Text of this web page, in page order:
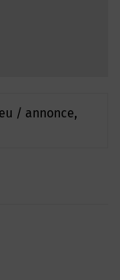
/ annonce,